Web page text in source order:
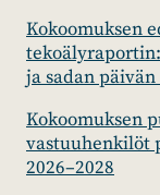
Kokoomuksen
ja sadan
Kokoomuksen
vastuuhenkilöt
2026–2028